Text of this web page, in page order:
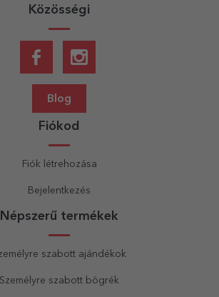
Közösségi
Blog
Fiókod
Fiók létrehozása
Bejelentkezés
Népszerű termékek
szabott ajándékok
Személyre szabott bögrék